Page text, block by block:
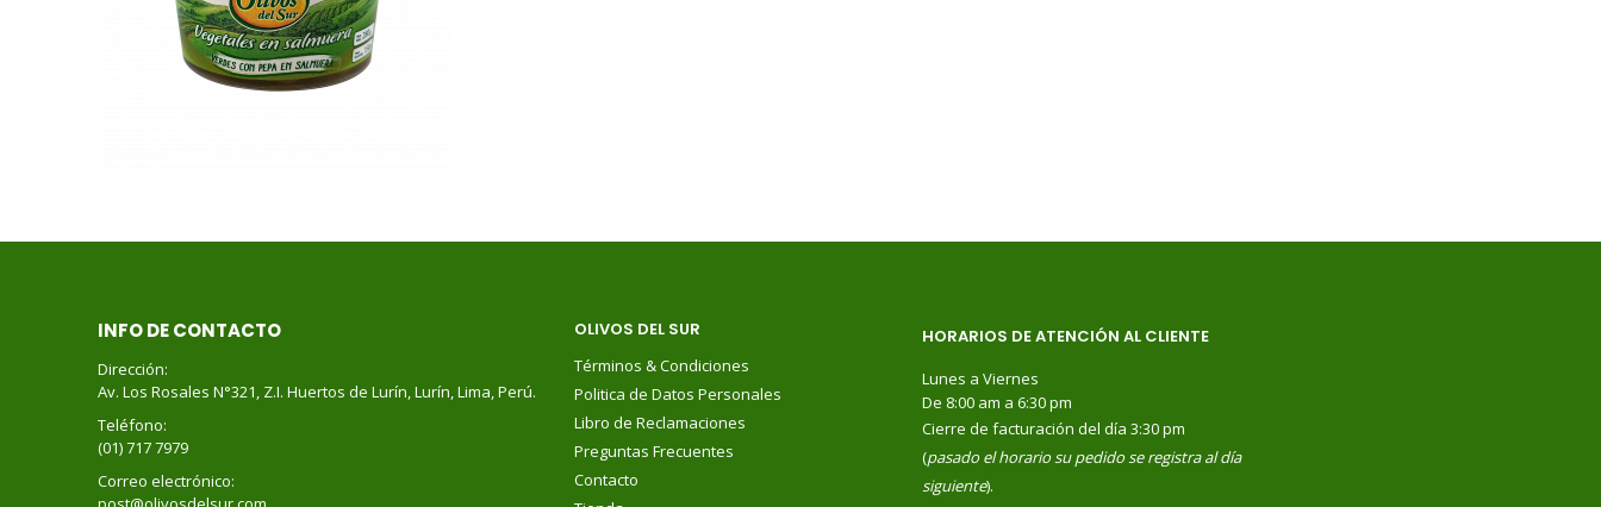
INFO DE CONTACTO
Dirección:
Av. Los Rosales N°321, Z.I. Huertos de Lurín, Lurín, Lima, Perú.
Teléfono:
(01) 717 7979
Correo electrónico:
OLIVOS DEL SUR
Términos & Condiciones
Politica de Datos Personales
Libro de Reclamaciones
Preguntas Frecuentes
Contacto
HORARIOS DE ATENCIÓN AL CLIENTE
Lunes a Viernes
De 8:00 am a 6:30 pm
Cierre de facturación del día 3:30 pm
(pasado el horario su pedido se registra al día
siguiente).